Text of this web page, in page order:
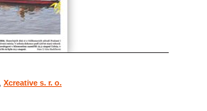
Xcreative s. r. o.